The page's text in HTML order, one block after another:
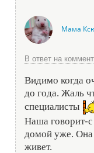
Мама
В ответ на
Видимо когда
до года. Жаль
специалисты
Наша говорит-
домой уже. Она
живет.